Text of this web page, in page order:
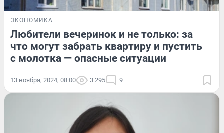
ЭКОНОМИКА
Любители вечеринок и не только: за
что могут забрать квартиру и пустить
с молотка — опасные ситуации
13 ноября, 2024, 08:00 3 295 9